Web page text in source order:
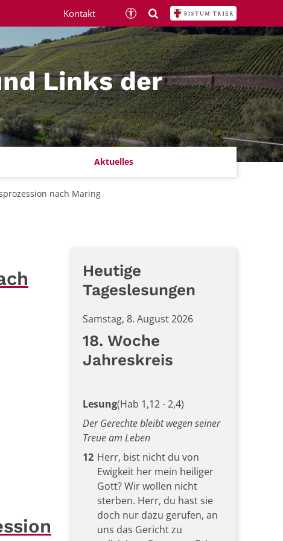
Links der
Aktuelles
Kontakt
nach Maring
Heutige
Tageslesungen
Samstag, 8. August 2026
18. Woche
Jahreskreis
Lesung(Hab 1,12 - 2,4)
Der Gerechte bleibt wegen seiner
Treue am Leben
12 Herr, bist nicht du von
Ewigkeit her mein heiliger
Gott? Wir wollen nicht
sterben. Herr, du hast sie
doch nur dazu gerufen, an
uns das Gericht zu